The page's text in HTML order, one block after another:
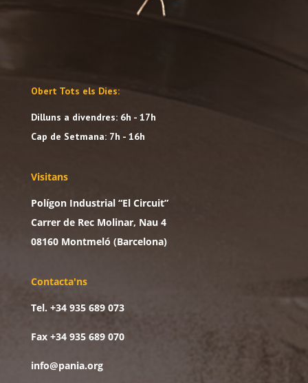
Obert Tots els Dies:
Dilluns a divendres: 6h - 17h
Cap de Setmana: 7h - 16h
Visitans
Polígon Industrial “El Circuit”
Carrer de Rec Molinar, Nau 4
08160 Montmeló (Barcelona)
Contacta'ns
Tel. +34 935 689 073
Fax +34 935 689 070
info@pania.org